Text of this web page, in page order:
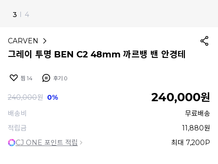
4 I 4
CARVEN
그레이 투명 BEN C2 48mm 까르뱅 밴 안경테
찜 14 후기 0
240,000원 0% 240,000원
배송비
무료배송
적립금
11,880원
CJ ONE 포인트 적립
최대 7,200P